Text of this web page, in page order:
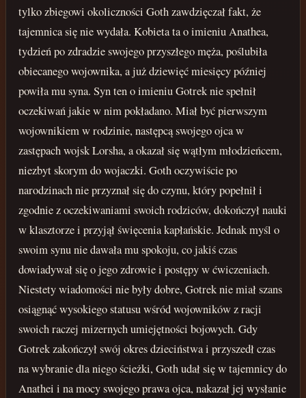
tylko zbiegowi okoliczności Goth zawdzięczał fakt, że
tajemnica się nie wydała. Kobieta ta o imieniu Anathea,
tydzień po zdradzie swojego przyszłego męża, poślubiła
obiecanego wojownika, a już dziewięć miesięcy później
powiła mu syna. Syn ten o imieniu Gotrek nie spełnił
oczekiwań jakie w nim pokładano. Miał być pierwszym
wojownikiem w rodzinie, następcą swojego ojca w
zastępach wojsk Lorsha, a okazał się wątłym młodzieńcem,
niezbyt skorym do wojaczki. Goth oczywiście po
narodzinach nie przyznał się do czynu, który popełnił i
zgodnie z oczekiwaniami swoich rodziców, dokończył nauki
w klasztorze i przyjął święcenia kapłańskie. Jednak myśl o
swoim synu nie dawała mu spokoju, co jakiś czas
dowiadywał się o jego zdrowie i postępy w ćwiczeniach.
Niestety wiadomości nie były dobre, Gotrek nie miał szans
osiągnąć wysokiego statusu wśród wojowników z racji
swoich raczej mizernych umiejętności bojowych. Gdy
Gotrek zakończył swój okres dzieciństwa i przyszedł czas
na wybranie dla niego ścieżki, Goth udał się w tajemnicy do
Anathei i na mocy swojego prawa ojca, nakazał jej wysłanie